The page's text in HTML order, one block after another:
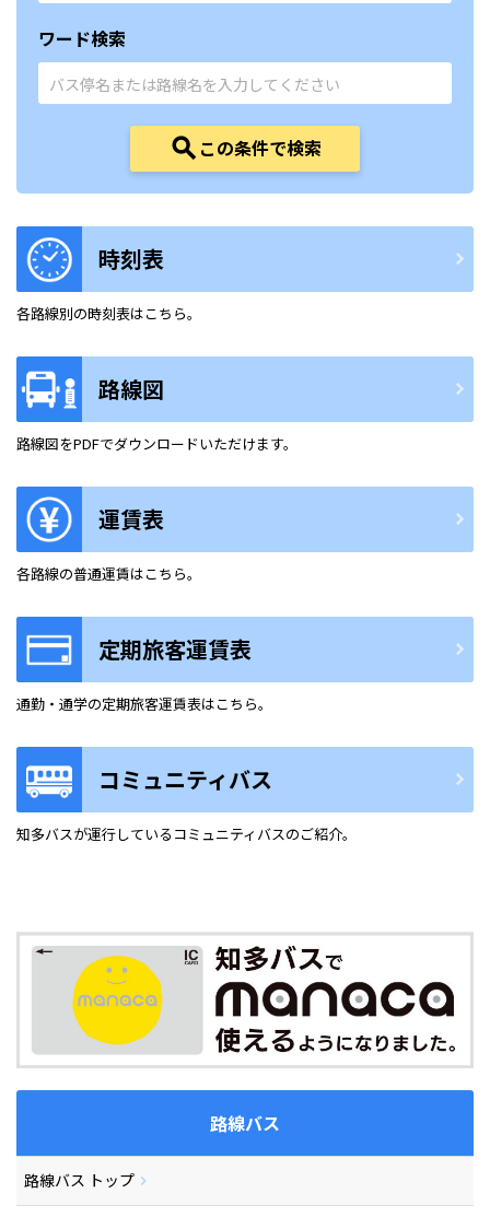
ワード検索
この条件で検索
時刻表
各路線別の時刻表はこちら。
路線図
路線図をPDFでダウンロードいただけます。
運賃表
各路線の普通運賃はこちら。
定期旅客運賃表
通勤・通学の定期旅客運賃表はこちら。
コミュニティバス
知多バスが運行しているコミュニティバスのご紹介。
路線バス
路線バス トップ